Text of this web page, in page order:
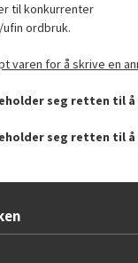
til konkurrenter
ordbruk.
varen for å skrive en
seg retten til
seg retten til å